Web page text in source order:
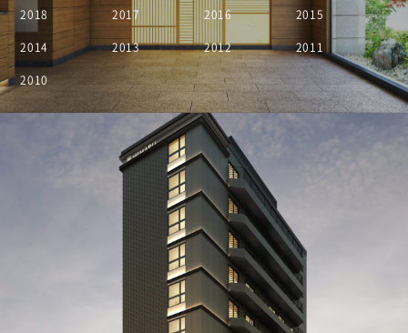
2018 2017 2016 2015
2014 2013 2012 2011
2010